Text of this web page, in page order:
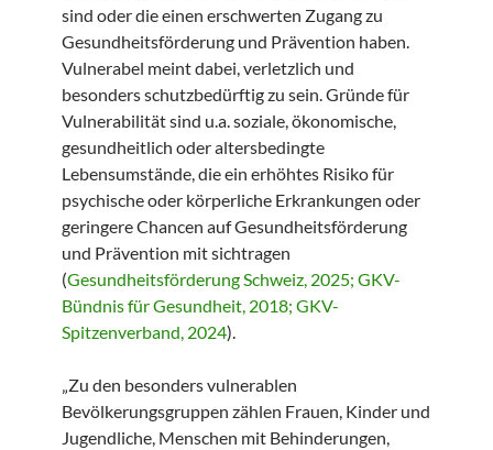
sind oder die einen erschwerten Zugang zu
Gesundheitsförderung und Prävention haben.
Vulnerabel meint dabei, verletzlich und
besonders schutzbedürftig zu sein. Gründe für
Vulnerabilität sind u.a. soziale, ökonomische,
gesundheitlich oder altersbedingte
Lebensumstände, die ein erhöhtes Risiko für
psychische oder körperliche Erkrankungen oder
geringere Chancen auf Gesundheitsförderung
und Prävention mit sichtragen
(Gesundheitsförderung Schweiz, 2025; GKV-
Bündnis für Gesundheit, 2018; GKV-
Spitzenverband, 2024).
„Zu den besonders vulnerablen
Bevölkerungsgruppen zählen Frauen, Kinder und
Jugendliche, Menschen mit Behinderungen,